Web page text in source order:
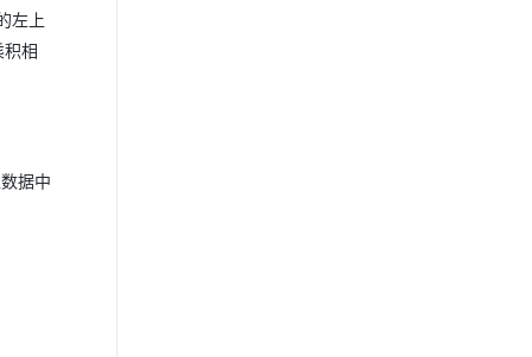
左上
相
据中